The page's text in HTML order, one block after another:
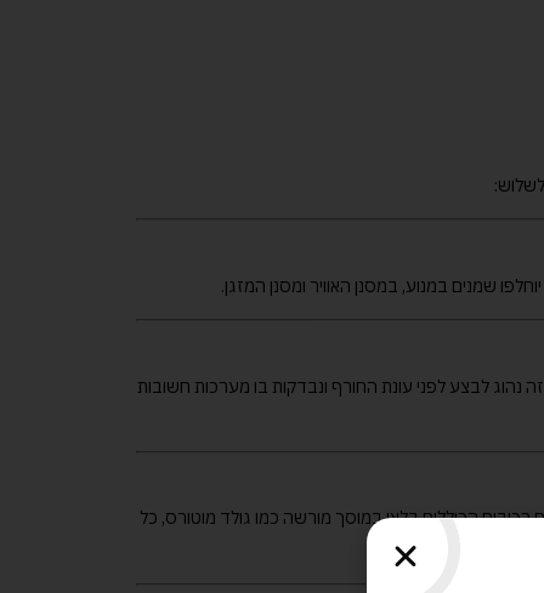
שמנים במנוע, במסנן האוויר ומסנן המזגן.
נהוג לבצע לפני עונת החורף ונבדקות בו מערכות חשובות
הכוללים בלאי במוסך מורשה כמו גולד מוטורס, כל